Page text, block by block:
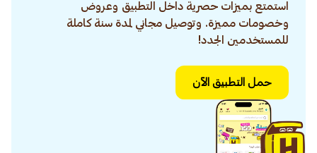
استمتع بميزات حصرية داخل التطبيق وعروض
وخصومات مميزة. وتوصيل مجاني لمدة سنة كاملة
للمستخدمين الجدد!
حمل التطبيق الآن